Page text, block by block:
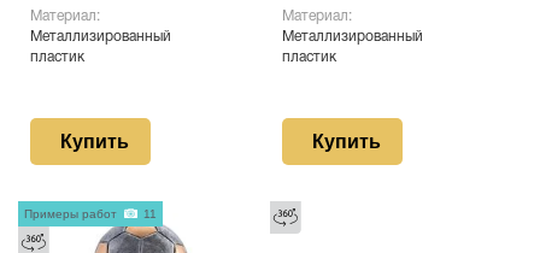
Материал:
Металлизированный
пластик
Купить
Материал:
Металлизированный
пластик
Купить
Примеры работ 11